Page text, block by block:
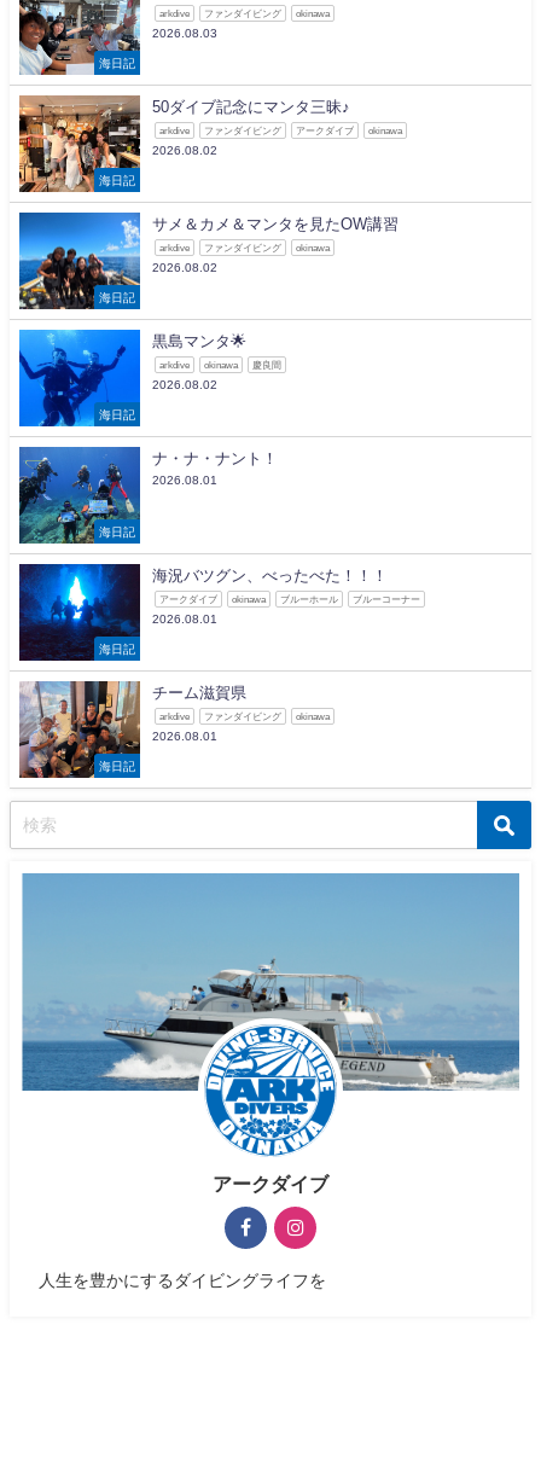
海日記
arkdive ファンダイビング okinawa
2026.08.03
海日記
50ダイブ記念にマンタ三昧♪
arkdive ファンダイビング アークダイブ okinawa
2026.08.02
海日記
サメ＆カメ＆マンタを見たOW講習
arkdive ファンダイビング okinawa
2026.08.02
海日記
黒島マンタ🌟
arkdive okinawa 慶良間
2026.08.02
海日記
ナ・ナ・ナント！
2026.08.01
海日記
海況バツグン、べったべた！！！
アークダイブ okinawa ブルーホール ブルーコーナー
2026.08.01
海日記
チーム滋賀県
arkdive ファンダイビング okinawa
2026.08.01
アークダイブ
人生を豊かにするダイビングライフを